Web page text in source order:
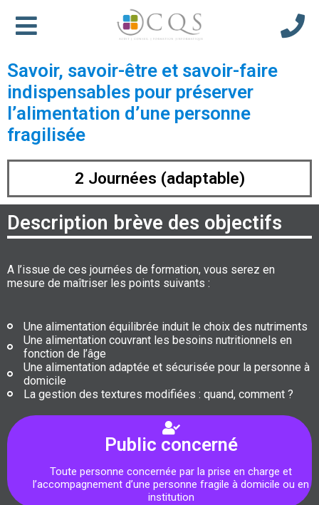
Savoir, savoir-être et savoir-faire
indispensables pour préserver
l’alimentation d’une personne
fragilisée
2 Journées (adaptable)
Description brève des objectifs
A l’issue de ces journées de formation, vous serez en
mesure de maîtriser les points suivants :
Une alimentation équilibrée induit le choix des nutriments
Une alimentation couvrant les besoins nutritionnels en
fonction de l’âge
Une alimentation adaptée et sécurisée pour la personne à
domicile
La gestion des textures modifiées : quand, comment ?
Public concerné
Toute personne concernée par la prise en charge et
l’accompagnement d’une personne fragile à domicile ou en
institution